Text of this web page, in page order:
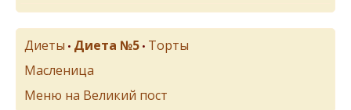
Диеты • Диета №5 • Торты
Масленица
Меню на Великий пост